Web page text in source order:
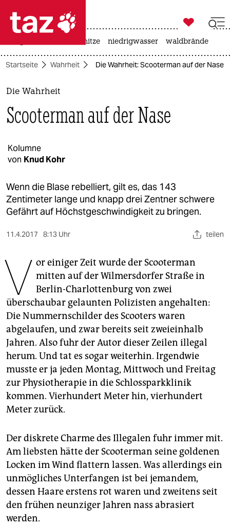
 taz zahl ich
taz zahl ich
themen
politik
gesellschaft
kultur
sport
berlin
wahrheit
verlag
verlag
veranstaltungen
shop
fragen & hilfe
unterstützen
genossenschaft
epaper login

taz zahl ich
hitze niedrigwasser waldbrände
Startseite Wahrheit Die Wahrheit: Scooterman auf der Nase
Die Wahrheit
Scooterman auf der Nase
Kolumne
von Knud Kohr
Wenn die Blase rebelliert, gilt es, das 143
Zentimeter lange und knapp drei Zentner schwere
Gefährt auf Höchstgeschwindigkeit zu bringen.
11.4.2017 8:13 Uhr teilen
V or einiger Zeit wurde der Scooterman
mitten auf der Wilmersdorfer Straße in
Berlin-Charlottenburg von zwei
überschaubar gelaunten Polizisten angehalten:
Die Nummernschilder des Scooters waren
abgelaufen, und zwar bereits seit zweieinhalb
Jahren. Also fuhr der Autor dieser Zeilen illegal
herum. Und tat es sogar weiterhin. Irgendwie
musste er ja jeden Montag, Mittwoch und Freitag
zur Physiotherapie in die Schlossparkklinik
kommen. Vierhundert Meter hin, vierhundert
Meter zurück.
Der diskrete Charme des Illegalen fuhr immer mit.
Am liebsten hätte der Scooterman seine goldenen
Locken im Wind flattern lassen. Was allerdings ein
unmögliches Unterfangen ist bei jemandem,
dessen Haare erstens rot waren und zweitens seit
den frühen neunziger Jahren nass abrasiert
werden.